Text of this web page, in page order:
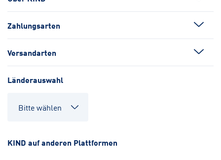
Zahlungsarten
Versandarten
Länderauswahl
KIND auf anderen Plattformen